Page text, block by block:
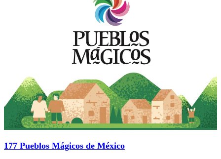
177 Pueblos Mágicos de México